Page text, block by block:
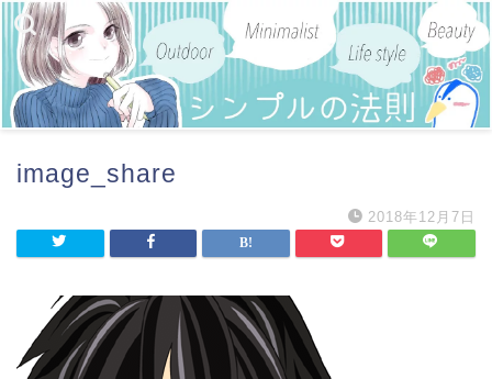
image_share
2018年12月7日